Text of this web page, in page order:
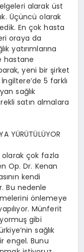
alarak üst
Üçüncü olarak
En çok hasta
oraya da
yatırımlarına
hastane
yeni bir şirket
5 farklı
sağlık
satın almalara
YÜRÜTÜLÜYOR
olarak çok fazla
Op. Dr. Kenan
kendi
Bu nedenle
önlemeye
Münferit
gibi
sağlık
engel. Bunu